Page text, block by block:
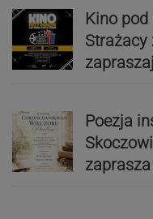
Kino
Strażacy
Poezja